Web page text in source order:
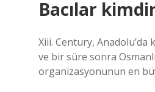
Bacılar
Xiii. Century,
ve bir süre sonra
organizasyonunun en